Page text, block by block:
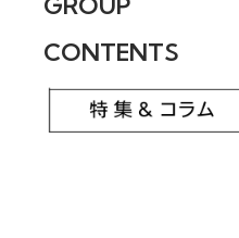
CONTENTS